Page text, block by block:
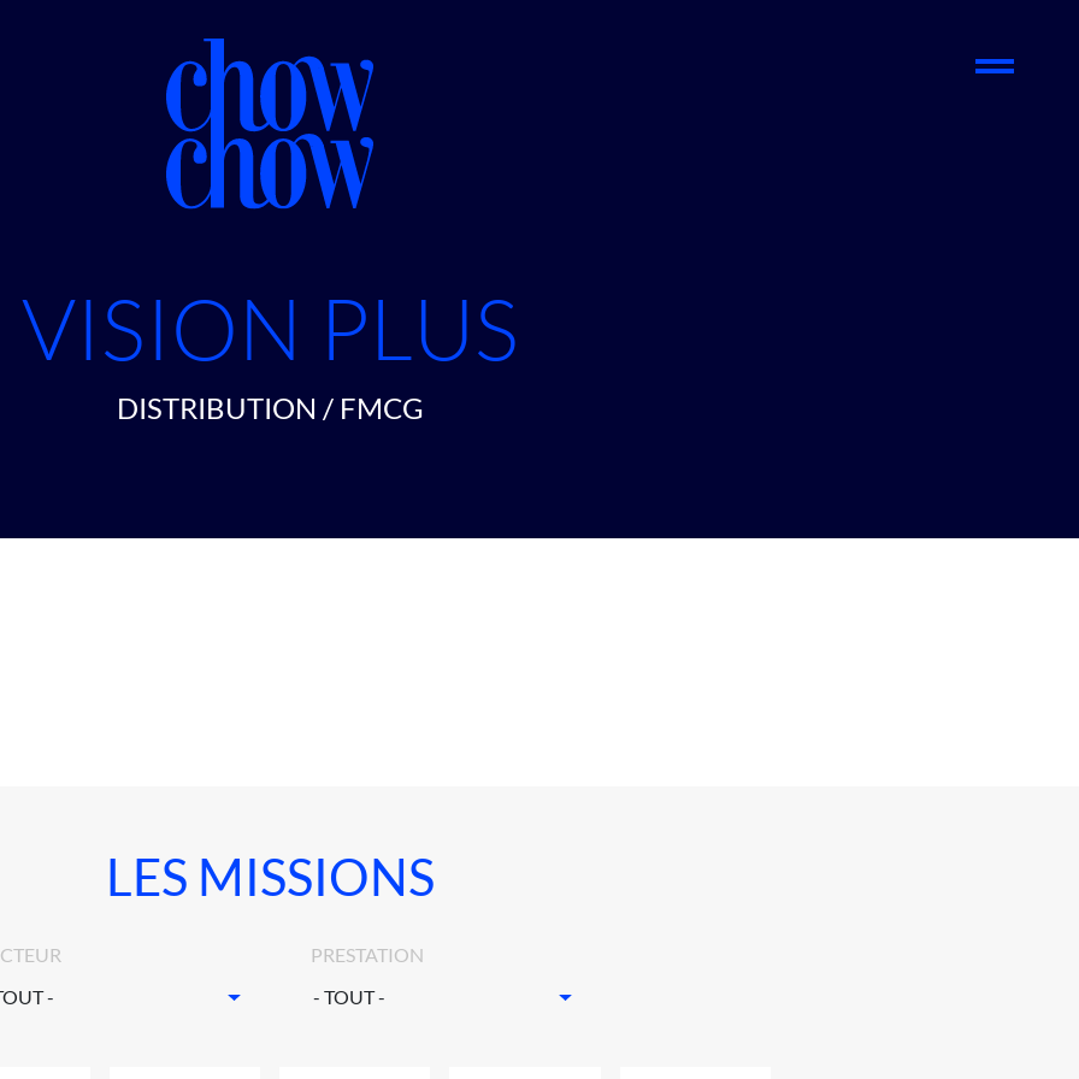
VISION PLUS
DISTRIBUTION / FMCG
LES MISSIONS
PRESTATION